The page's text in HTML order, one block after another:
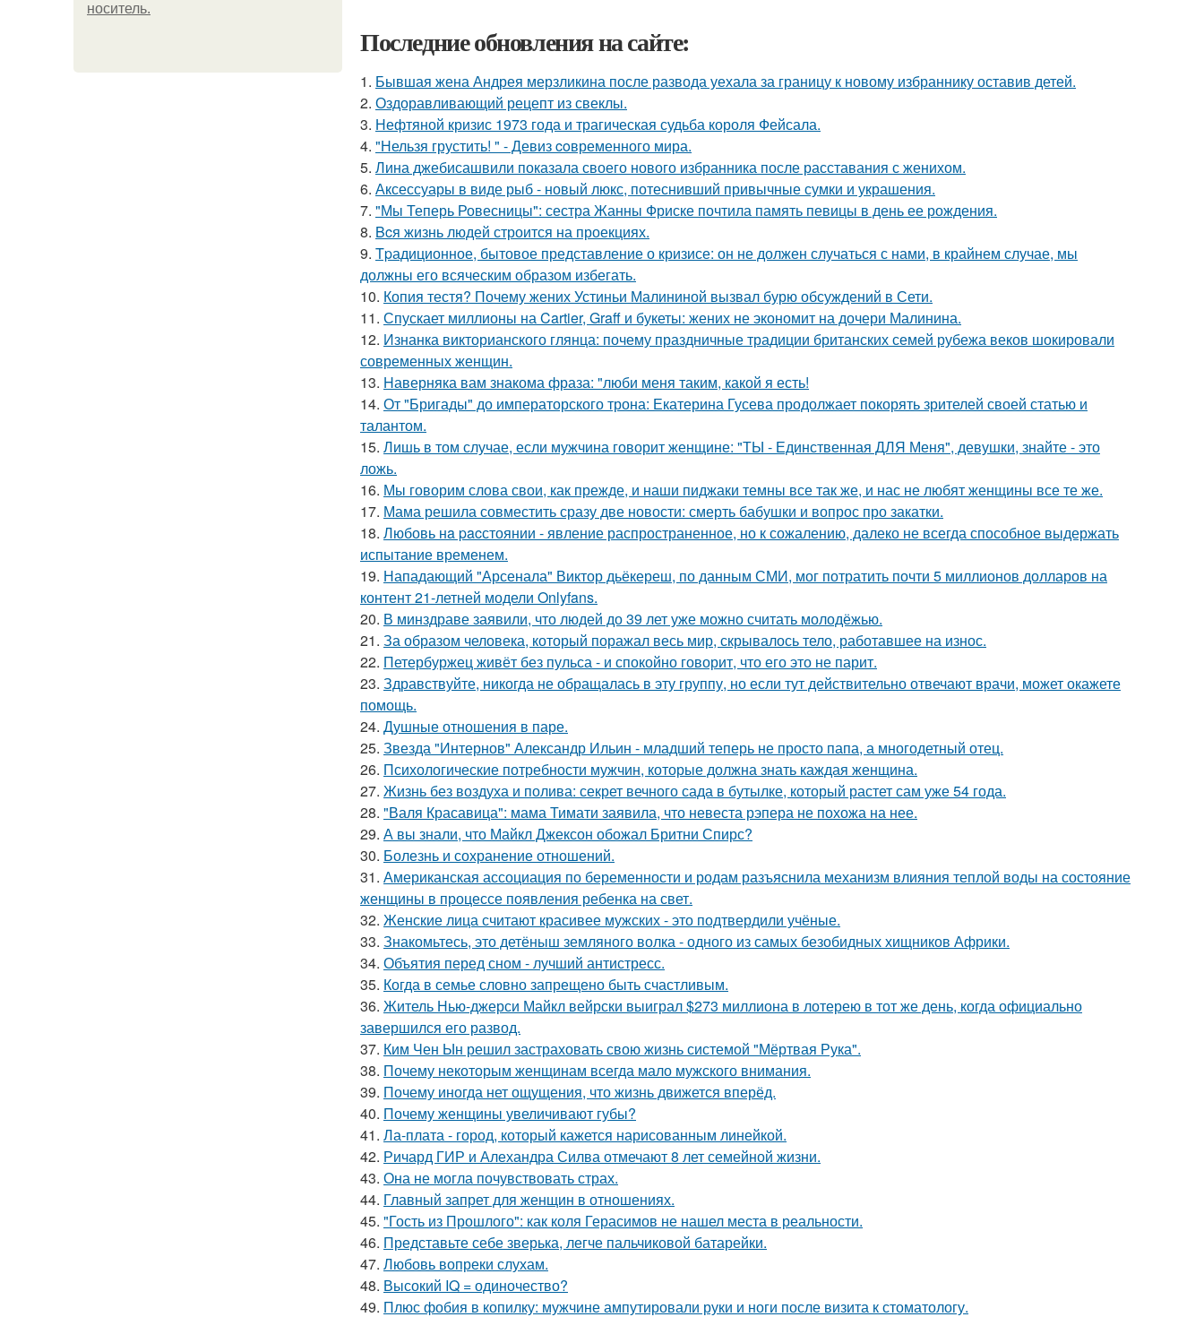
носитель.
Последние обновления на сайте:
1. Бывшая жена Андрея мерзликина после развода уехала за границу к новому избраннику оставив детей.
2. Оздоравливающий рецепт из свеклы.
3. Нефтяной кризис 1973 года и трагическая судьба короля Фейсала.
4. "Нельзя грустить! " - Девиз coвременного мира.
5. Лина джебисашвили показала своего нового избранника после расставания с женихом.
6. Аксессуары в виде рыб - новый люкс, потеснивший привычные сумки и украшения.
7. "Мы Теперь Ровесницы": сестра Жанны Фриске почтила память певицы в день ее рождения.
8. Bcя жизнь людей строится на проекциях.
9. Tpадиционное, бытовое представление о кризисе: он не должен случаться с нами, в крайнем случае, мы
должны его всяческим образом избегать.
10. Копия тестя? Почему жених Устиньи Малининой вызвал бурю обсуждений в Сети.
11. Спускает миллионы на Cartier, Graff и букеты: жених не экономит на дочери Малинина.
12. Изнанка викторианского глянца: почему праздничные традиции британских семей рубежа веков шокировали
современных женщин.
13. Hаверняка вам знакома фраза: "люби меня таким, какой я есть!
14. От "Бригады" до императорского трона: Екатерина Гусева продолжает покорять зрителей своей статью и
талантом.
15. Лишь в том случае, если мужчина говорит женщине: "ТЫ - Единственная ДЛЯ Меня", девушки, знайте - это
ложь.
16. Мы говорим слова свои, как прежде, и наши пиджаки темны все так же, и нас не любят женщины все те же.
17. Мама решила совместить сразу две новости: смерть бабушки и вопрос про закатки.
18. Любовь нa pacстоянии - явление распространенное, но к сожалению, далеко не всегда способное выдержать
испытание временем.
19. Нападающий "Арсенала" Виктор дьёкереш, по данным СМИ, мог потратить почти 5 миллионов долларов на
контент 21-летней модели Onlyfans.
20. В минздраве заявили, что людей до 39 лет уже можно считать молодёжью.
21. За образом человека, который поражал весь мир, скрывалось тело, работавшее на износ.
22. Петербуржец живёт без пульса - и спокойно говорит, что его это не парит.
23. Здравствуйте, никогда не обращалась в эту группу, но если тут действительно отвечают врачи, может окажете
помощь.
24. Душные отношения в паре.
25. Звезда "Интернов" Александр Ильин - младший теперь не просто папа, а многодетный отец.
26. Психологические потребности мужчин, которые должна знать каждая женщина.
27. Жизнь без воздуха и полива: секрет вечного сада в бутылке, который растет сам уже 54 года.
28. "Валя Красавица": мама Тимати заявила, что невеста рэпера не похожа на нее.
29. А вы знали, что Майкл Джексон обожал Бритни Спирс?
30. Болезнь и сохранение отношений.
31. Американская ассоциация по беременности и родам разъяснила механизм влияния теплой воды на состояние
женщины в процессе появления ребенка на свет.
32. Женские лица считают красивее мужских - это подтвердили учёные.
33. Знакомьтесь, это детёныш земляного волка - одного из самых безобидных хищников Африки.
34. Объятия перед сном - лучший антистресс.
35. Когда в семье словно запрещено быть счастливым.
36. Житель Нью-джерси Майкл вейрски выиграл $273 миллиона в лотерею в тот же день, когда официально
завершился его развод.
37. Ким Чен Ын решил застраховать свою жизнь системой "Мёртвая Рука".
38. Почему некоторым женщинам всегда мало мужского внимания.
39. Почему иногда нет ощущения, что жизнь движется вперёд.
40. Почему женщины увеличивают губы?
41. Ла-плата - город, который кажется нарисованным линейкой.
42. Ричард ГИР и Алехандра Силва отмечают 8 лет семейной жизни.
43. Она не могла почувствовать страх.
44. Главный запрет для женщин в отношениях.
45. "Гость из Прошлого": как коля Герасимов не нашел места в реальности.
46. Представьте себе зверька, легче пальчиковой батарейки.
47. Любовь вопреки слухам.
48. Высокий IQ = одиночество?
49. Плюс фобия в копилку: мужчине ампутировали руки и ноги после визита к стоматологу.